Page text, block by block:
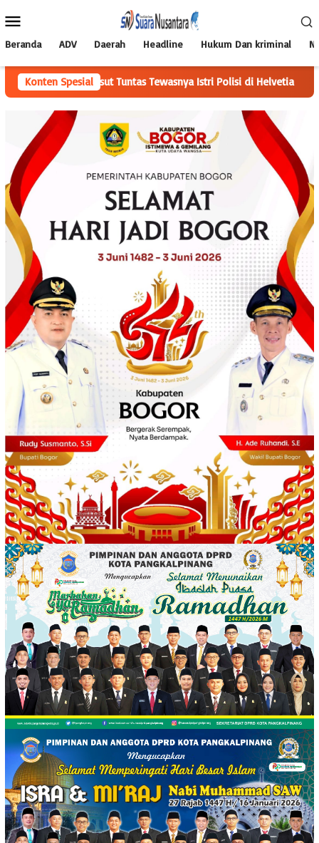
ke
Mobile
Beranda ADV Daerah Headline Hukum Dan kriminal
Konten Spesial
Usut Tuntas Tewasnya Istri Polisi di Helvetia Perkuat